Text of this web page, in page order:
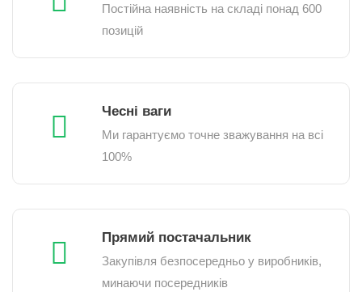
Постійна наявність на складі понад 600
позицій
Чесні ваги
Ми гарантуємо точне зважування на всі
100%
Прямий постачальник
Закупівля безпосередньо у виробників,
минаючи посередників